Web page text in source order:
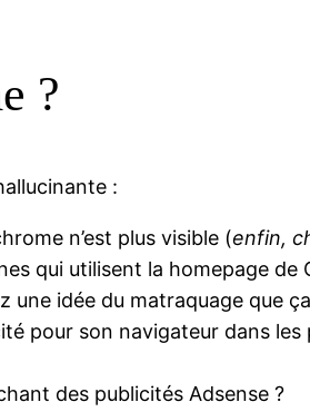
?
:
n’est plus visible (enfin,
qui utilisent la homepage de
une idée du matraquage que
pour son navigateur dans les
des publicités Adsense ?